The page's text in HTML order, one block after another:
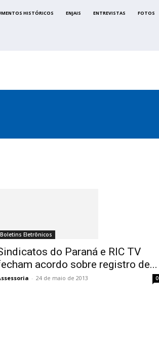
HISTÓRICOS ENJAIS ENTREVISTAS FOTOS
Boletins Eletrônicos
do Paraná e RIC TV
acordo sobre registro de...
- 24 de maio de 2013 0